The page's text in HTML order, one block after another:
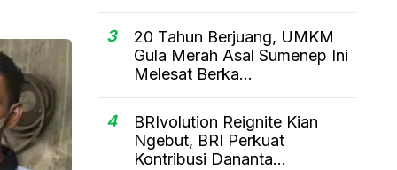
3
20 Tahun Berjuang, UMKM
Gula Merah Asal Sumenep Ini
Melesat Berka...
4
BRIvolution Reignite Kian
Ngebut, BRI Perkuat
Kontribusi Dananta...